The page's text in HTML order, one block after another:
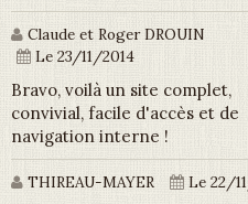
Claude et Roger DROUIN
Le 23/11/2014
Bravo, voilà un site complet,
convivial, facile d'accès et de
navigation interne !
THIREAU-MAYER Le 22/